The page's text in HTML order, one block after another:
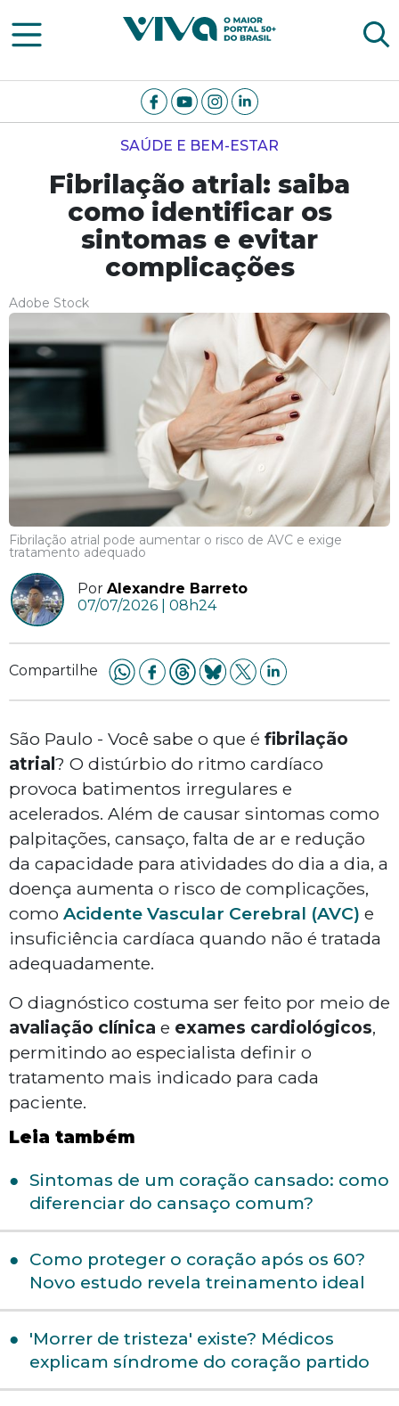
Viva Notícias
SAÚDE E BEM-ESTAR
Fibrilação atrial: saiba
como identificar os
sintomas e evitar
complicações
Adobe Stock
Fibrilação atrial pode aumentar o risco de AVC e exige
tratamento adequado
Por Alexandre Barreto
07/07/2026 | 08h24
Compartilhe
São Paulo - Você sabe o que é fibrilação
atrial? O distúrbio do ritmo cardíaco
provoca batimentos irregulares e
acelerados. Além de causar sintomas como
palpitações, cansaço, falta de ar e redução
da capacidade para atividades do dia a dia, a
doença aumenta o risco de complicações,
como Acidente Vascular Cerebral (AVC) e
insuficiência cardíaca quando não é tratada
adequadamente.
O diagnóstico costuma ser feito por meio de
avaliação clínica e exames cardiológicos,
permitindo ao especialista definir o
tratamento mais indicado para cada
paciente.
Leia também
Sintomas de um coração cansado: como
diferenciar do cansaço comum?
Como proteger o coração após os 60?
Novo estudo revela treinamento ideal
'Morrer de tristeza' existe? Médicos
explicam síndrome do coração partido